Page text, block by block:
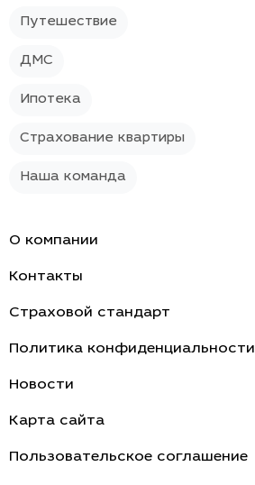
Путешествие
ДМС
Ипотека
Страхование квартиры
Наша команда
О компании
Контакты
Страховой стандарт
Политика конфиденциальности
Новости
Карта сайта
Пользовательское соглашение